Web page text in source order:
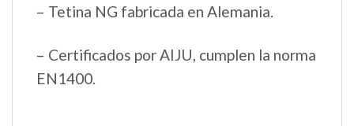
– Tetina NG fabricada en Alemania.
– Certificados por AIJU, cumplen la norma
EN1400.